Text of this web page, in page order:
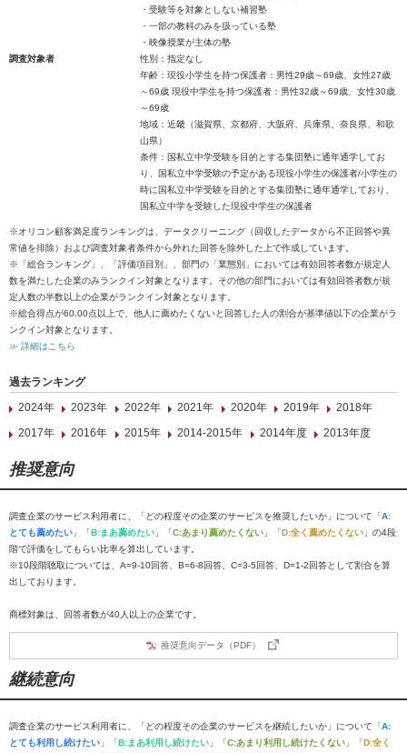
・受験等を対象としない補習塾
・一部の教科のみを扱っている塾
・映像授業が主体の塾
調査対象者
性別：指定なし
年齢：現役小学生を持つ保護者：男性29歳～69歳、女性27歳
～69歳 現役中学生を持つ保護者：男性32歳～69歳、女性30歳
～69歳
地域：近畿（滋賀県、京都府、大阪府、兵庫県、奈良県、和歌
山県）
条件：国私立中学受験を目的とする集団塾に通年通学してお
り、国私立中学受験の予定がある現役小学生の保護者/小学生の
時に国私立中学受験を目的とする集団塾に通年通学しており、
国私立中学を受験した現役中学生の保護者
※オリコン顧客満足度ランキングは、データクリーニング（回収したデータから不正回答や異
常値を排除）および調査対象者条件から外れた回答を除外した上で作成しています。
※「総合ランキング」、「評価項目別」、部門の「業態別」においては有効回答者数が規定人
数を満たした企業のみランクイン対象となります。その他の部門においては有効回答者数が規
定人数の半数以上の企業がランクイン対象となります。
※総合得点が60.00点以上で、他人に薦めたくないと回答した人の割合が基準値以下の企業がラ
ンクイン対象となります。
≫ 詳細はこちら
過去ランキング
2024年
2023年 2022年 2021年 2020年 2019年
2018年
2017年
2016年 2015年 2014-2015年 2014年度 2013年度
推奨意向
調査企業のサービス利用者に、「どの程度その企業のサービスを推奨したいか」について「A:
とても薦めたい 」「B:まあ薦めたい 」「C:あまり薦めたくない 」「D:全く薦めたくない 」の4段
階で評価をしてもらい比率を算出しています。
※10段階聴取については、A=9-10回答、B=6-8回答、C=3-5回答、D=1-2回答として割合を算
出しております。
商標対象は、回答者数が40人以上の企業です。
推奨意向データ（PDF）
継続意向
調査企業のサービス利用者に、「どの程度その企業のサービスを継続したいか」について「A:
とても利用し続けたい 」「B:まあ利用し続けたい 」「C:あまり利用し続けたくない 」「D:全く